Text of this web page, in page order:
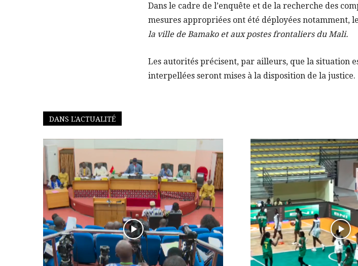
Dans le cadre de l’enquête et de la recherche des
mesures appropriées ont été déployées notamment, le
la ville de Bamako et aux postes frontaliers du Mali.
Les autorités précisent, par ailleurs, que la situation
interpellées seront mises à la disposition de la justice.
DANS L'ACTUALITÉ